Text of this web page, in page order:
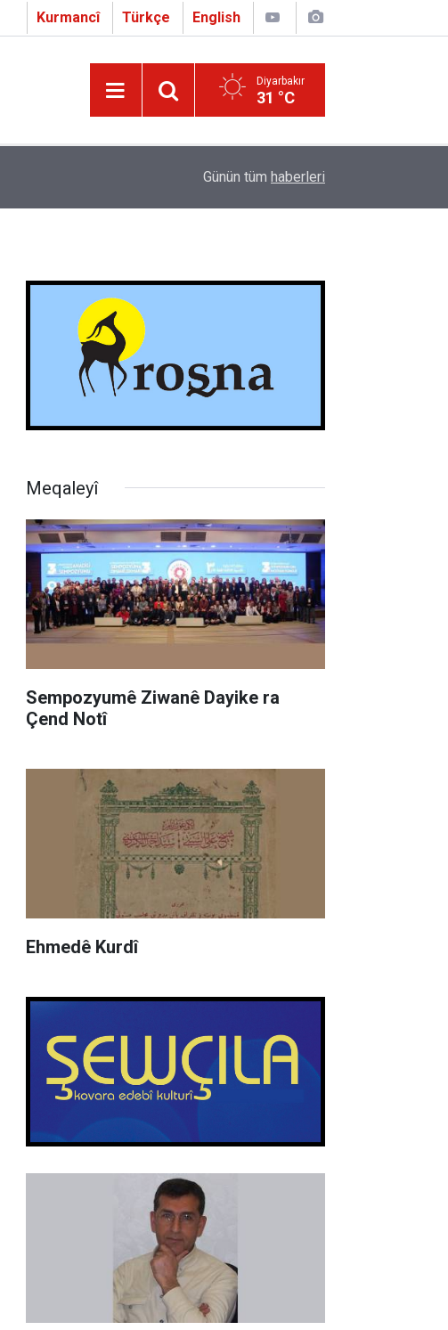
Kurmancî Türkçe English
Diyarbakır
31 °C
Çapo 3. o Hîrakerde yê Ferhengê Zazakî-Tirkî
Günün tüm haberleri
Meqaleyî
Sempozyumê Ziwanê Dayike ra
Çend Notî
Ehmedê Kurdî